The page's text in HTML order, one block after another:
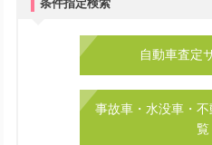
条件指定検索
自動車査定
事故車・水没車・
覧